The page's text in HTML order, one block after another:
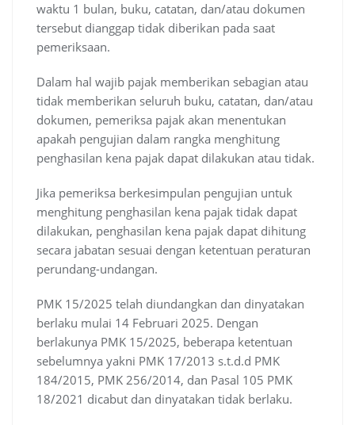
waktu 1 bulan, buku, catatan, dan/atau dokumen
tersebut dianggap tidak diberikan pada saat
pemeriksaan.
Dalam hal wajib pajak memberikan sebagian atau
tidak memberikan seluruh buku, catatan, dan/atau
dokumen, pemeriksa pajak akan menentukan
apakah pengujian dalam rangka menghitung
penghasilan kena pajak dapat dilakukan atau tidak.
Jika pemeriksa berkesimpulan pengujian untuk
menghitung penghasilan kena pajak tidak dapat
dilakukan, penghasilan kena pajak dapat dihitung
secara jabatan sesuai dengan ketentuan peraturan
perundang-undangan.
PMK 15/2025 telah diundangkan dan dinyatakan
berlaku mulai 14 Februari 2025. Dengan
berlakunya PMK 15/2025, beberapa ketentuan
sebelumnya yakni PMK 17/2013 s.t.d.d PMK
184/2015, PMK 256/2014, dan Pasal 105 PMK
18/2021 dicabut dan dinyatakan tidak berlaku.